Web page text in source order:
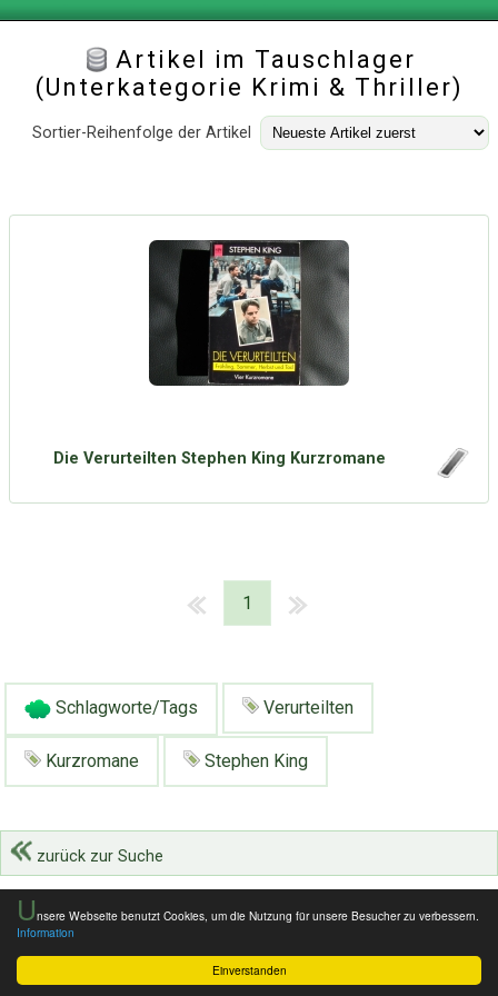
Einverstanden
Unsere Webseite benutzt Cookies, um die Nutzung für unsere Besucher zu verbessern.
Information
Artikel im Tauschlager
(Unterkategorie Krimi & Thriller)
Sortier-Reihenfolge der Artikel
Die Verurteilten Stephen King Kurzromane
1
Schlagworte/Tags Verurteilten
Kurzromane Stephen King
zurück zur Suche